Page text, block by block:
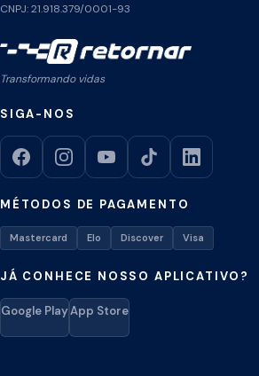
CNPJ: 21.918.379/0001-93
Transformando vidas
SIGA-NOS
MÉTODOS DE PAGAMENTO
Mastercard Elo Discover Visa
JÁ CONHECE NOSSO APLICATIVO?
Google PlayApp Store